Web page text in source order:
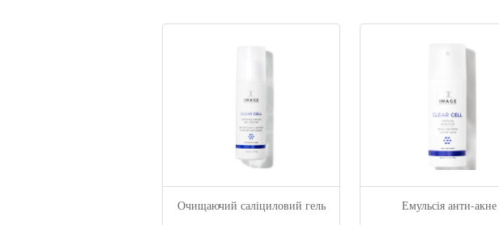
Очищаючий саліциловий гель Емульсія анти-акне